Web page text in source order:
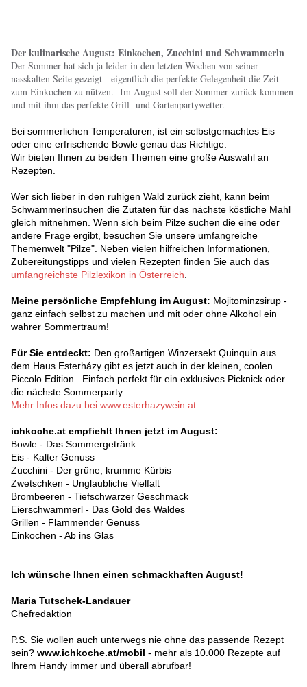
Der kulinarische August: Einkochen, Zucchini und Schwammerln
Der Sommer hat sich ja leider in den letzten Wochen von seiner
nasskalten Seite gezeigt - eigentlich die perfekte Gelegenheit die Zeit
zum Einkochen zu nützen. Im August soll der Sommer zurück kommen
und mit ihm das perfekte Grill- und Gartenpartywetter.
Bei sommerlichen Temperaturen, ist ein selbstgemachtes Eis
oder eine erfrischende Bowle genau das Richtige.
Wir bieten Ihnen zu beiden Themen eine große Auswahl an
Rezepten.
Wer sich lieber in den ruhigen Wald zurück zieht, kann beim
Schwammerlnsuchen die Zutaten für das nächste köstliche Mahl
gleich mitnehmen. Wenn sich beim Pilze suchen die eine oder
andere Frage ergibt, besuchen Sie unsere umfangreiche
Themenwelt "Pilze". Neben vielen hilfreichen Informationen,
Zubereitungstipps und vielen Rezepten finden Sie auch das
umfangreichste Pilzlexikon in Österreich.
Meine persönliche Empfehlung im August: Mojitominzsirup -
ganz einfach selbst zu machen und mit oder ohne Alkohol ein
wahrer Sommertraum!
Für Sie entdeckt: Den großartigen Winzersekt Quinquin aus
dem Haus Esterházy gibt es jetzt auch in der kleinen, coolen
Piccolo Edition. Einfach perfekt für ein exklusives Picknick oder
die nächste Sommerparty.
Mehr Infos dazu bei www.esterhazywein.at
ichkoche.at empfiehlt Ihnen jetzt im August:
Bowle - Das Sommergetränk
Eis - Kalter Genuss
Zucchini - Der grüne, krumme Kürbis
Zwetschken - Unglaubliche Vielfalt
Brombeeren - Tiefschwarzer Geschmack
Eierschwammerl - Das Gold des Waldes
Grillen - Flammender Genuss
Einkochen - Ab ins Glas
Ich wünsche Ihnen einen schmackhaften August!
Maria Tutschek-Landauer
Chefredaktion
P.S. Sie wollen auch unterwegs nie ohne das passende Rezept
sein? www.ichkoche.at/mobil - mehr als 10.000 Rezepte auf
Ihrem Handy immer und überall abrufbar!